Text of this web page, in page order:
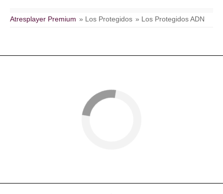
Atresplayer Premium » Los Protegidos » Los Protegidos ADN